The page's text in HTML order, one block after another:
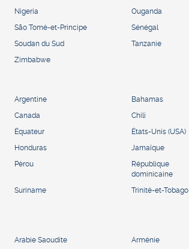
Nigeria Ouganda
São Tomé-et-Principe Sénégal
Soudan du Sud Tanzanie
Zimbabwe
Argentine Bahamas
Canada Chili
Équateur États-Unis (USA)
Honduras Jamaïque
Pérou
République
dominicaine
Suriname Trinité-et-Tobago
Arabie Saoudite Arménie